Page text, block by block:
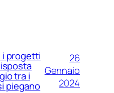
i progetti
tra i
piegano
26
Gennaio
2024